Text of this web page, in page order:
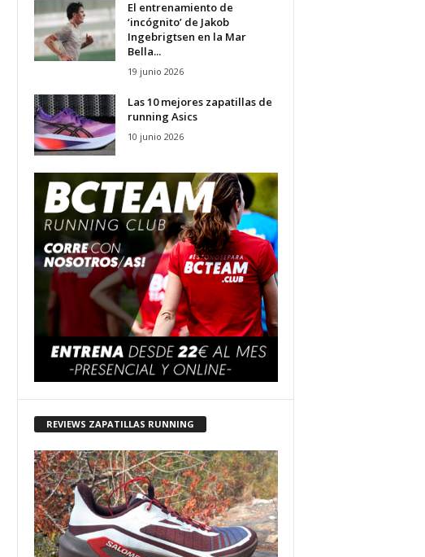
El entrenamiento de
‘incógnito’ de Jakob
Ingebrigtsen en la Mar
Bella...
19 junio 2026
Las 10 mejores zapatillas de
running Asics
10 junio 2026
REVIEWS ZAPATILLAS RUNNING